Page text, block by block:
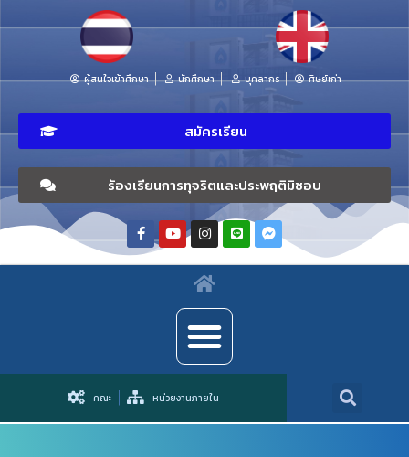
ผู้สนใจเข้าศึกษา นักศึกษา บุคลากร ศิษย์เก่า
สมัครเรียน
ร้องเรียนการทุจริตและประพฤติมิชอบ
คณะ หน่วยงานภายใน